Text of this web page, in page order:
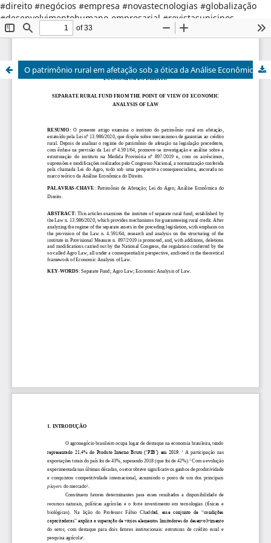
#direito #negócios #empresa #novastecnologias #globalização
#desenvolvimentohumano-empresarial #revistasunisinos
#direitodaempresaedosnegocios #mestradoprofissional
#inteligenciaartificial #bigdata #novastecnologias #blockchain
O patrimônio rural em afetação sob a ótica da Análise Econômica do Direito